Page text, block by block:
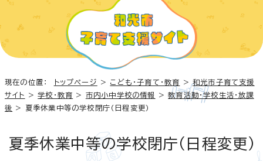
現在の位置： トップページ > こども・子育て・教育 >和光市子育て支援
サイト
>学校・教育 > 市内小中学校の情報 >教育活動・学校生活・放課
後 > 夏季休業中等の学校閉庁（日程変更）
夏季休業中等の学校閉庁（日程変更）